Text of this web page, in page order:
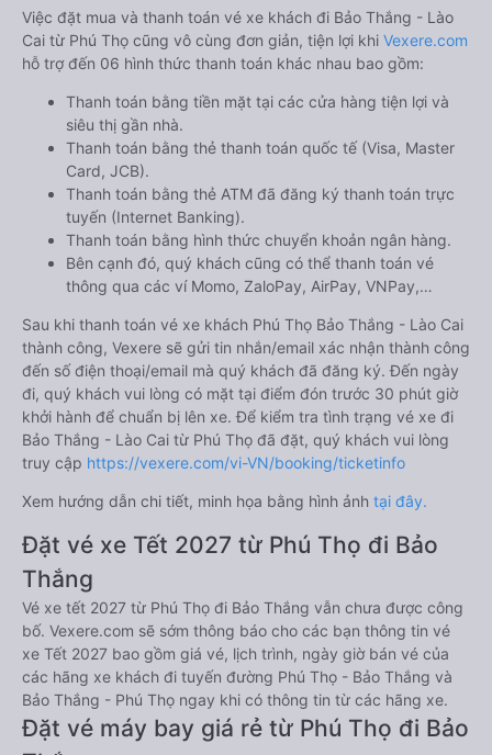
Việc đặt mua và thanh toán vé xe khách đi Bảo Thắng - Lào
Cai từ Phú Thọ cũng vô cùng đơn giản, tiện lợi khi Vexere.com
hỗ trợ đến 06 hình thức thanh toán khác nhau bao gồm:
Thanh toán bằng tiền mặt tại các cửa hàng tiện lợi và
siêu thị gần nhà.
Thanh toán bằng thẻ thanh toán quốc tế (Visa, Master
Card, JCB).
Thanh toán bằng thẻ ATM đã đăng ký thanh toán trực
tuyến (Internet Banking).
Thanh toán bằng hình thức chuyển khoản ngân hàng.
Bên cạnh đó, quý khách cũng có thể thanh toán vé
thông qua các ví Momo, ZaloPay, AirPay, VNPay,…
Sau khi thanh toán vé xe khách Phú Thọ Bảo Thắng - Lào Cai
thành công, Vexere sẽ gửi tin nhắn/email xác nhận thành công
đến số điện thoại/email mà quý khách đã đăng ký. Đến ngày
đi, quý khách vui lòng có mặt tại điểm đón trước 30 phút giờ
khởi hành để chuẩn bị lên xe. Để kiểm tra tình trạng vé xe đi
Bảo Thắng - Lào Cai từ Phú Thọ đã đặt, quý khách vui lòng
truy cập https://vexere.com/vi-VN/booking/ticketinfo
Xem hướng dẫn chi tiết, minh họa bằng hình ảnh tại đây.
Đặt vé xe Tết 2027 từ Phú Thọ đi Bảo
Thắng
Vé xe tết 2027 từ Phú Thọ đi Bảo Thắng vẫn chưa được công
bố. Vexere.com sẽ sớm thông báo cho các bạn thông tin vé
xe Tết 2027 bao gồm giá vé, lịch trình, ngày giờ bán vé của
các hãng xe khách đi tuyến đường Phú Thọ - Bảo Thắng và
Bảo Thắng - Phú Thọ ngay khi có thông tin từ các hãng xe.
Đặt vé máy bay giá rẻ từ Phú Thọ đi Bảo